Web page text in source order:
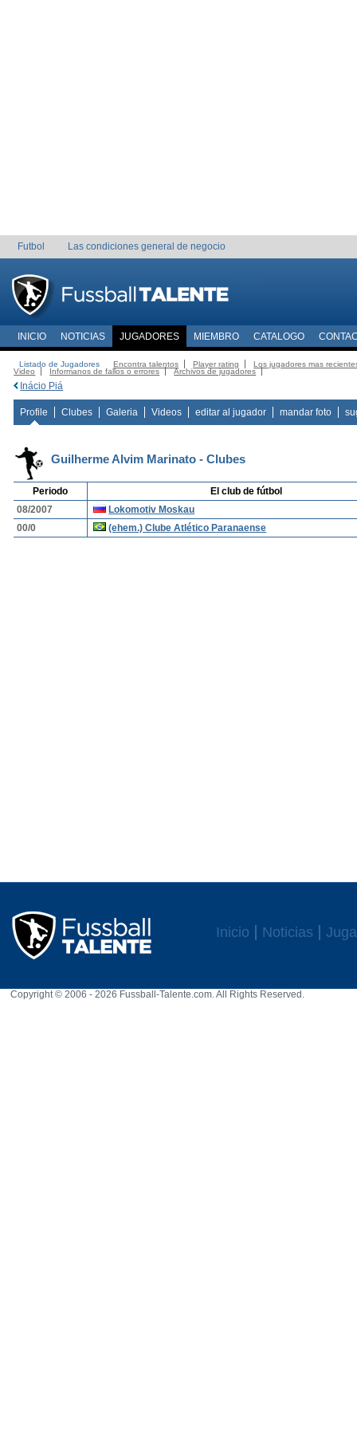
Futbol Las condiciones general de negocio
INICIO NOTICIAS JUGADORES MIEMBRO CATALOGO
Listado de Jugadores Encontra talentos Player rating
Los jugadores mas
Video
Informanos de fallos o errores Archivos de jugadores
Inácio Piá
Profile Clubes Galeria Videos editar al jugador mandar foto
Guilherme Alvim Marinato - Clubes
Periodo
El club de fútbol
08/2007
Lokomotiv Moskau
00/0
(ehem.) Clube Atlético Paranaense
Inicio Noticias
Copyright © 2006 - 2026 Fussball-Talente.com. All Rights Reserved.